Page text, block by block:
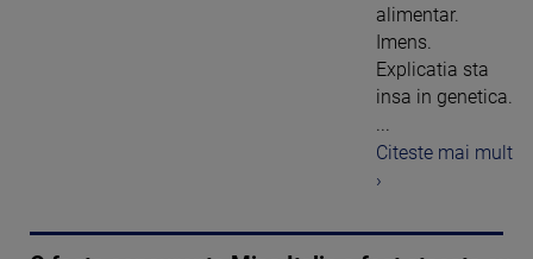
alimentar.
Imens.
Explicatia sta
insa in genetica.
Citeste mai mult
›